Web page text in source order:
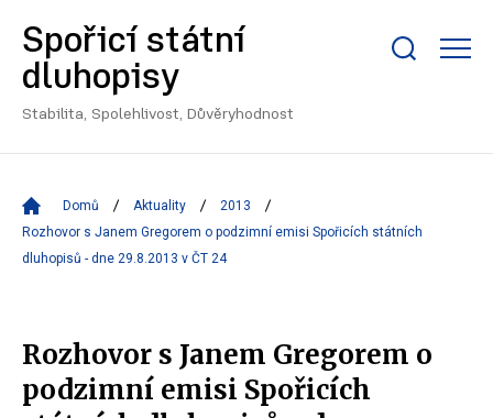
Spořicí státní
dluhopisy
Stabilita, Spolehlivost, Důvěryhodnost
Domů Aktuality
2013
Rozhovor s Janem Gregorem o podzimní emisi Spořicích státních
dluhopisů - dne 29.8.2013 v ČT 24
Rozhovor s Janem Gregorem o
podzimní emisi Spořicích